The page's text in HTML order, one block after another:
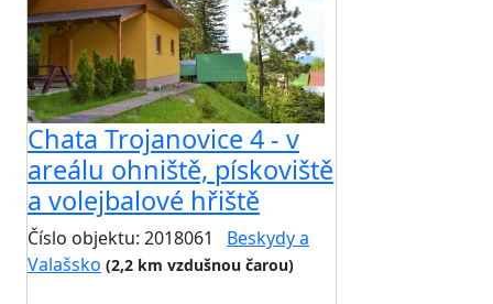
Chata Trojanovice 4 - v
areálu ohniště, pískoviště
a volejbalové hřiště
Číslo objektu: 2018061
Beskydy a
Valašsko (2,2 km vzdušnou čarou)